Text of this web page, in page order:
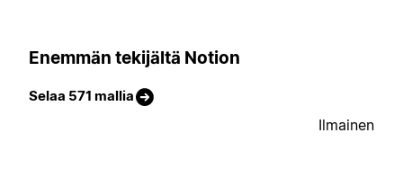
Enemmän tekijältä Notion
Selaa 571 mallia
Ilmainen